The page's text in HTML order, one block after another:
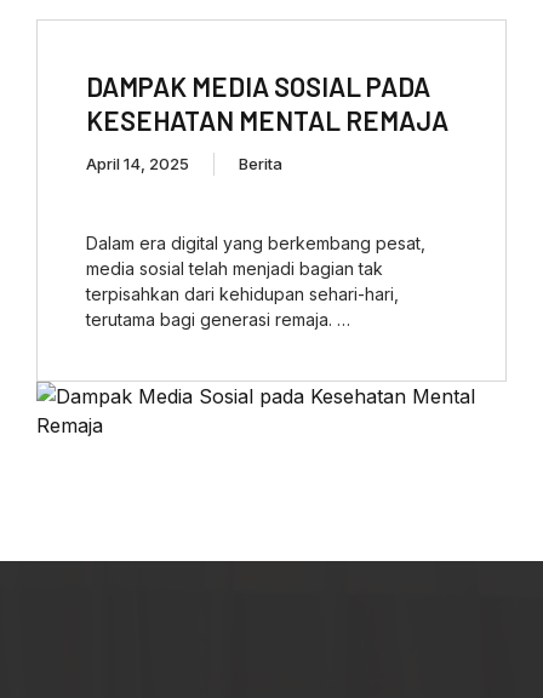
DAMPAK MEDIA SOSIAL PADA
KESEHATAN MENTAL REMAJA
April 14, 2025 Berita
Dalam era digital yang berkembang pesat,
media sosial telah menjadi bagian tak
terpisahkan dari kehidupan sehari-hari,
terutama bagi generasi remaja. …